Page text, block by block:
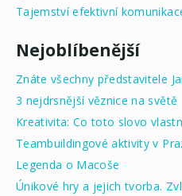
Tajemství efektivní
Nejoblíbenější
Znáte všechny představitele
3 nejdrsnější věznice na světě
Kreativita: Co toto slovo
Teambuildingové aktivity v
Legenda o Macoše
Únikové hry a jejich tvorba.